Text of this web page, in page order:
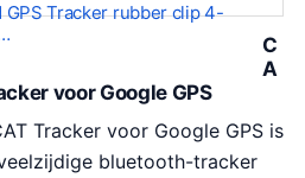
GPS Tracker rubber clip 4-
C
A
voor Google GPS
Tracker voor Google GPS is
bluetooth-tracker